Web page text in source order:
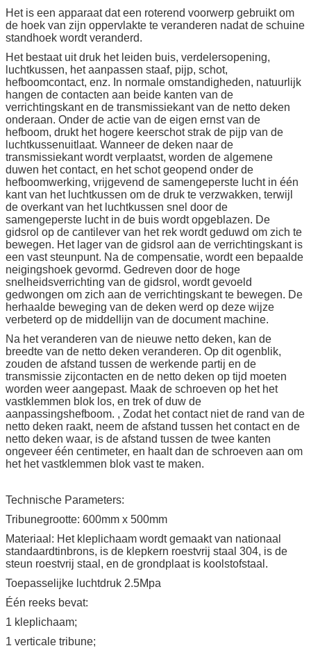
Het is een apparaat dat een roterend voorwerp gebruikt om
de hoek van zijn oppervlakte te veranderen nadat de schuine
standhoek wordt veranderd.
Het bestaat uit druk het leiden buis, verdelersopening,
luchtkussen, het aanpassen staaf, pijp, schot,
hefboomcontact, enz. In normale omstandigheden, natuurlijk
hangen de contacten aan beide kanten van de
verrichtingskant en de transmissiekant van de netto deken
onderaan. Onder de actie van de eigen ernst van de
hefboom, drukt het hogere keerschot strak de pijp van de
luchtkussenuitlaat. Wanneer de deken naar de
transmissiekant wordt verplaatst, worden de algemene
duwen het contact, en het schot geopend onder de
hefboomwerking, vrijgevend de samengeperste lucht in één
kant van het luchtkussen om de druk te verzwakken, terwijl
de overkant van het luchtkussen snel door de
samengeperste lucht in de buis wordt opgeblazen. De
gidsrol op de cantilever van het rek wordt geduwd om zich te
bewegen. Het lager van de gidsrol aan de verrichtingskant is
een vast steunpunt. Na de compensatie, wordt een bepaalde
neigingshoek gevormd. Gedreven door de hoge
snelheidsverrichting van de gidsrol, wordt gevoeld
gedwongen om zich aan de verrichtingskant te bewegen. De
herhaalde beweging van de deken werd op deze wijze
verbeterd op de middellijn van de document machine.
Na het veranderen van de nieuwe netto deken, kan de
breedte van de netto deken veranderen. Op dit ogenblik,
zouden de afstand tussen de werkende partij en de
transmissie zijcontacten en de netto deken op tijd moeten
worden weer aangepast. Maak de schroeven op het het
vastklemmen blok los, en trek of duw de
aanpassingshefboom. , Zodat het contact niet de rand van de
netto deken raakt, neem de afstand tussen het contact en de
netto deken waar, is de afstand tussen de twee kanten
ongeveer één centimeter, en haalt dan de schroeven aan om
het het vastklemmen blok vast te maken.
Technische Parameters:
Tribunegrootte: 600mm x 500mm
Materiaal: Het kleplichaam wordt gemaakt van nationaal
standaardtinbrons, is de klepkern roestvrij staal 304, is de
steun roestvrij staal, en de grondplaat is koolstofstaal.
Toepasselijke luchtdruk 2.5Mpa
Één reeks bevat:
1 kleplichaam;
1 verticale tribune;